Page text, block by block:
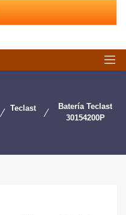
Teclast
Batería Teclast
30154200P